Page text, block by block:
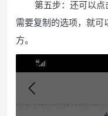
第五步：还可以
需要复制的选项，就
方。